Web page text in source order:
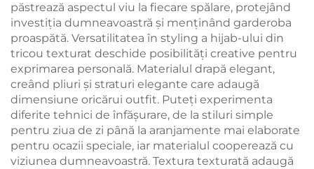
păstrează aspectul viu la fiecare spălare, protejând
investiția dumneavoastră și menținând garderoba
proaspătă. Versatilitatea în styling a hijab-ului din
tricou texturat deschide posibilități creative pentru
exprimarea personală. Materialul drapă elegant,
creând pliuri și straturi elegante care adaugă
dimensiune oricărui outfit. Puteți experimenta
diferite tehnici de înfășurare, de la stiluri simple
pentru ziua de zi până la aranjamente mai elaborate
pentru ocazii speciale, iar materialul cooperează cu
viziunea dumneavoastră. Textura texturată adaugă